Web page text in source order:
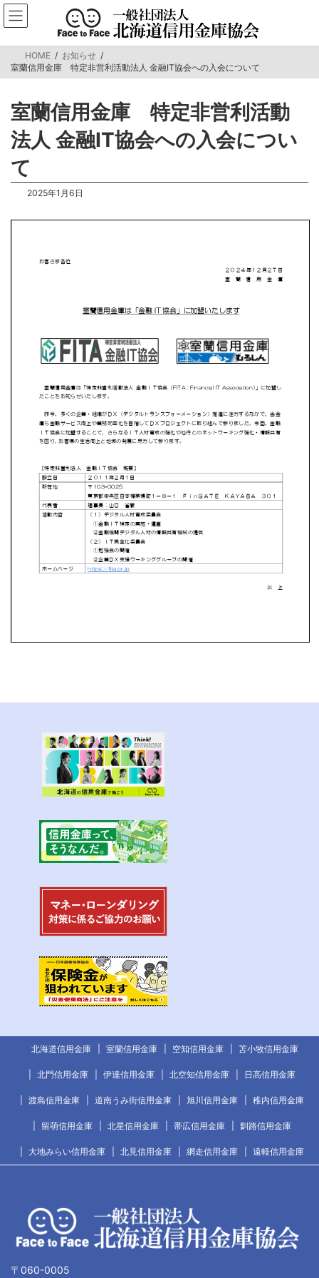
コ
ン
ン
ナ
ビ
ー
HOME
お知らせ
室蘭信用金庫 特定非営利活動法人 金融IT協会への入会について
室蘭信用金庫 特定非営利活動
法人 金融IT協会への入会につい
て
2025年1月6日
北海道信用金庫 室蘭信用金庫 空知信用金庫 苫小牧信用金庫
北門信用金庫 伊達信用金庫 北空知信用金庫 日高信用金庫
渡島信用金庫 道南うみ街信用金庫 旭川信用金庫 稚内信用金庫
留萌信用金庫 北星信用金庫 帯広信用金庫 釧路信用金庫
大地みらい信用金庫 北見信用金庫 網走信用金庫 遠軽信用金庫
〒060-0005